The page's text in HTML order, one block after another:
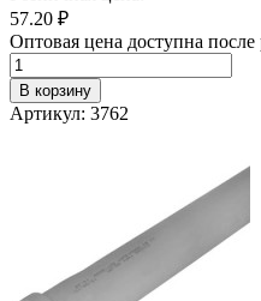
57.20 ₽
Оптовая цена доступна после
В корзину
Артикул: 3762